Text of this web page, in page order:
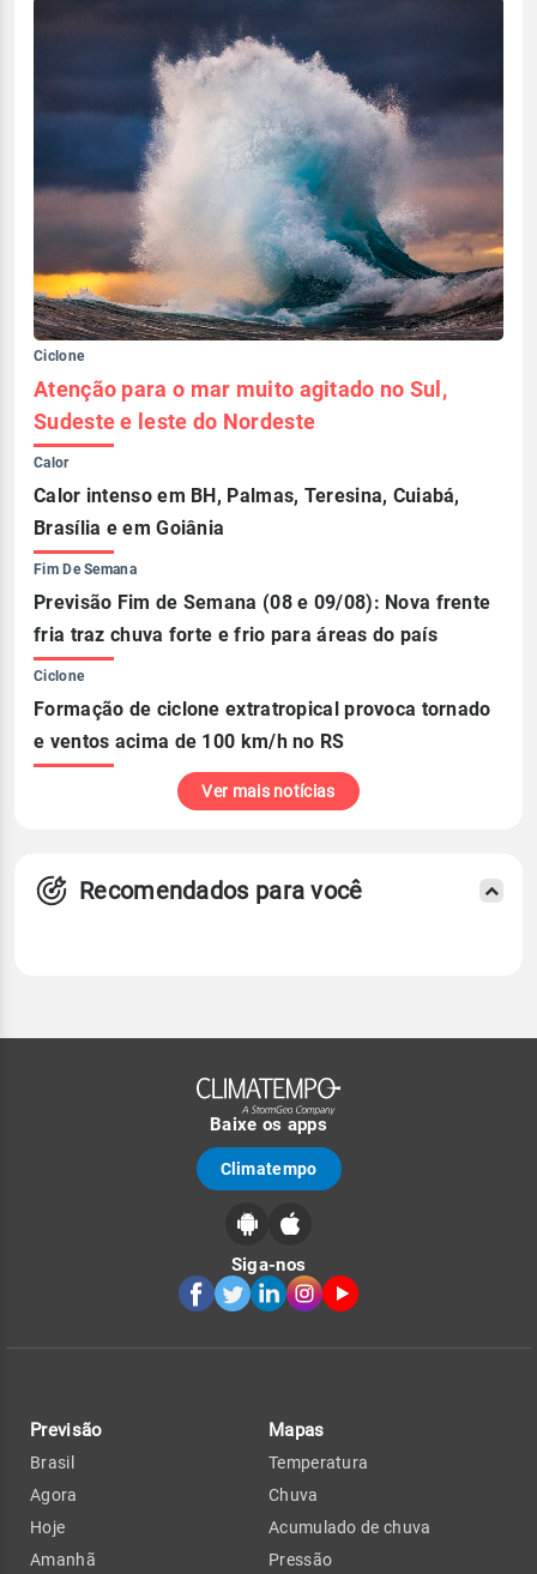
Ciclone
Atenção para o mar muito agitado no Sul,
Sudeste e leste do Nordeste
Calor
Calor intenso em BH, Palmas, Teresina, Cuiabá,
Brasília e em Goiânia
Fim De Semana
Previsão Fim de Semana (08 e 09/08): Nova frente
fria traz chuva forte e frio para áreas do país
Ciclone
Formação de ciclone extratropical provoca tornado
e ventos acima de 100 km/h no RS
Ver mais notícias
Recomendados para você
Baixe os apps
Climatempo
Siga-nos
Previsão
Brasil
Agora
Hoje
Amanhã
Mapas
Temperatura
Chuva
Acumulado de chuva
Pressão